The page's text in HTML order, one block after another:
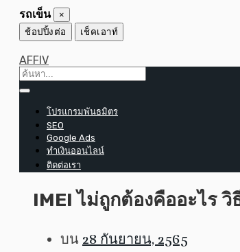
รถเข็น ×
ช้อปปิ้งต่อ เช็คเอาท์
AFFIV
โปรแกรมพันธมิตร
SEO
Google Ads
ทำเงินออนไลน์
ติดต่อเรา
IMEI ไม่ถูกต้องคืออะไร
บน 28 กันยายน, 2565